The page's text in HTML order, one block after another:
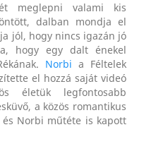
meglepni valami kis
dalban mondja el
jól, hogy nincs igazán jó
hogy egy dalt énekel
Norbi a Féltelek
el hozzá saját videó
életük legfontosabb
a közös romantikus
Norbi műtéte is kapott